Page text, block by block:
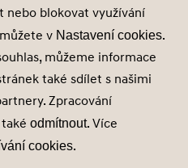
Czech s.r.o.
800 800 900
vedeném u Krajského soudu v
73416 IČ 29312892.
nebo blokovat využívání
v Nastavení cookies.
můžeme informace
také sdílet s našimi
Zpracování
odmítnout. Více
cookies.